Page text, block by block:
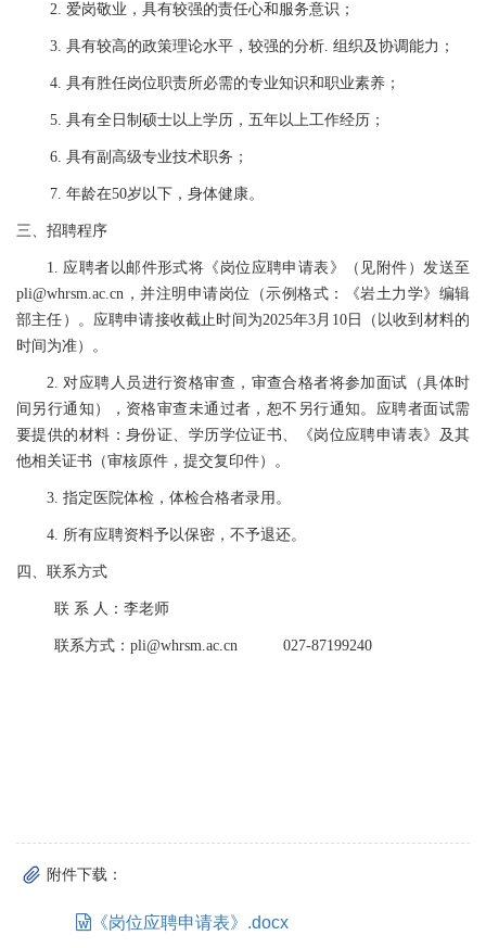
2. 爱岗敬业，具有较强的责任心和服务意识；
3. 具有较高的政策理论水平，较强的分析. 组织及协调能力；
4. 具有胜任岗位职责所必需的专业知识和职业素养；
5. 具有全日制硕士以上学历，五年以上工作经历；
6. 具有副高级专业技术职务；
7. 年龄在50岁以下，身体健康。
三、招聘程序
1. 应聘者以邮件形式将《岗位应聘申请表》（见附件）发送至
pli@whrsm.ac.cn，并注明申请岗位（示例格式：《岩土力学》编辑
部主任）。应聘申请接收截止时间为2025年3月10日（以收到材料的
时间为准）。
2. 对应聘人员进行资格审查，审查合格者将参加面试（具体时
间另行通知），资格审查未通过者，恕不另行通知。应聘者面试需
要提供的材料：身份证、学历学位证书、《岗位应聘申请表》及其
他相关证书（审核原件，提交复印件）。
3. 指定医院体检，体检合格者录用。
4. 所有应聘资料予以保密，不予退还。
四、联系方式
联 系 人：李老师
联系方式：pli@whrsm.ac.cn 027-87199240
附件下载：
《岗位应聘申请表》.docx